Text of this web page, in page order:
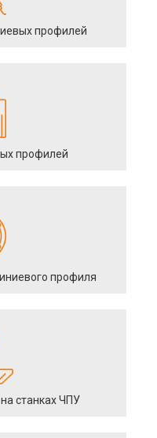
профилей
профилей
профиля
станках ЧПУ